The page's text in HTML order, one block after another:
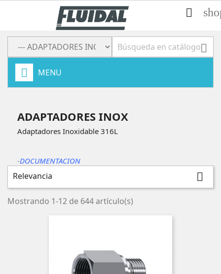


MENU
ADAPTADORES INOX
Adaptadores Inoxidable 316L
-DOCUMENTACION
Relevancia 
Mostrando 1-12 de 644 artículo(s)